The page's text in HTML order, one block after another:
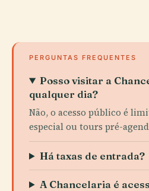
PERGUNTAS FREQUENTES
Posso visitar a
qualquer dia?
Não, o acesso público é
especial ou tours pré-
Há taxas de entrada?
A Chancelaria é